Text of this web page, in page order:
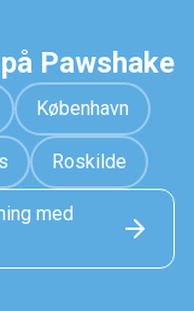
Pawshake
København
Roskilde
med